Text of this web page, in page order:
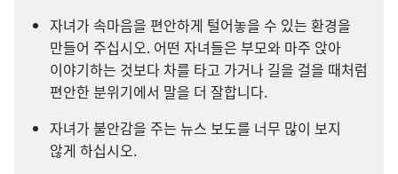
자녀가 속마음을 편안하게 털어놓을 수 있는 환경을
만들어 주십시오. 어떤 자녀들은 부모와 마주 앉아
이야기하는 것보다 차를 타고 가거나 길을 걸을 때처럼
편안한 분위기에서 말을 더 잘합니다.
자녀가 불안감을 주는 뉴스 보도를 너무 많이 보지
않게 하십시오.